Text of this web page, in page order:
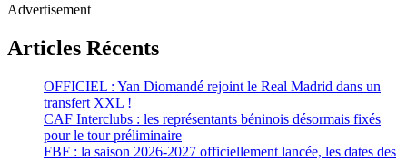
Advertisement
Articles Récents
OFFICIEL : Yan Diomandé rejoint le Real Madrid dans un
transfert XXL !
CAF Interclubs : les représentants béninois désormais fixés
pour le tour préliminaire
FBF : la saison 2026-2027 officiellement lancée, les dates des